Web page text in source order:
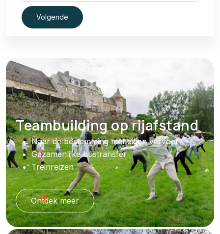
Volgende
Teambuilding op rijafstand
Naar de bestemming met eigen vervoer
Gezamenlijke bustransfer
Treinreizen
Ontdek meer